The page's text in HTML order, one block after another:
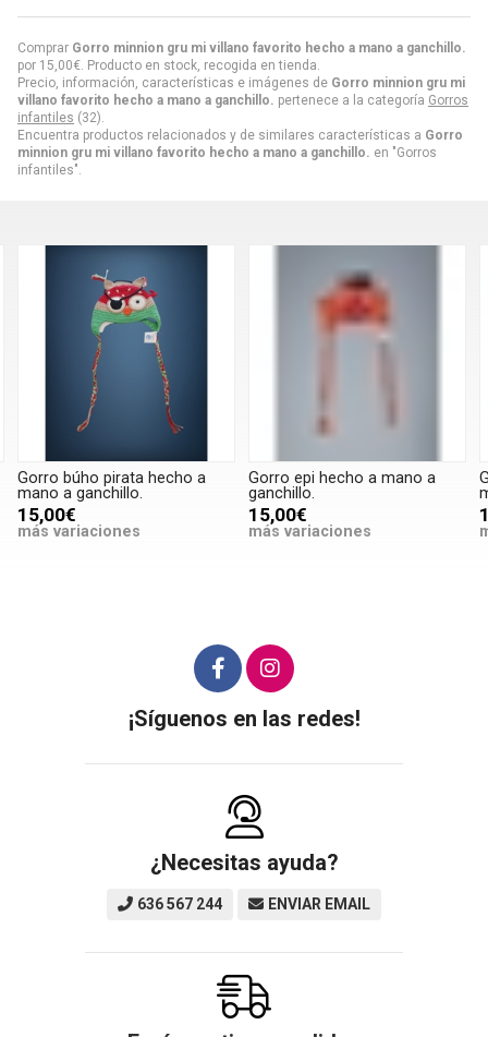
Comprar Gorro minnion gru mi villano favorito hecho a mano a ganchillo.
por 15,00€ . Producto en stock, recogida en tienda.
Precio, información, características e imágenes de Gorro minnion gru mi
villano favorito hecho a mano a ganchillo. pertenece a la categoría Gorros
infantiles (32).
Encuentra productos relacionados y de similares características a Gorro
minnion gru mi villano favorito hecho a mano a ganchillo. en "Gorros
infantiles".
Gorro búho pirata hecho a
mano a ganchillo.
15,00€
más variaciones
Gorro epi hecho a mano a
ganchillo.
15,00€
más variaciones
¡Síguenos en las redes!
¿Necesitas ayuda?
636 567 244 ENVIAR EMAIL